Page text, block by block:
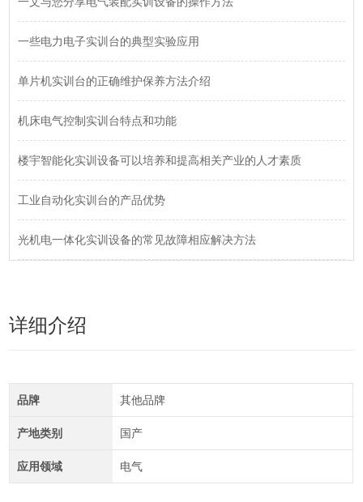
一些电力电子实训台的典型实验应用
单片机实训台的正确维护保养方法介绍
机床电气控制实训台特点和功能
楼宇智能化实训设备可以培养和提高相关产业的人才素质
工业自动化实训台的产品优势
光机电一体化实训设备的常见故障相应解决方法
详细介绍
品牌 其他品牌
产地类别 国产
应用领域 电气